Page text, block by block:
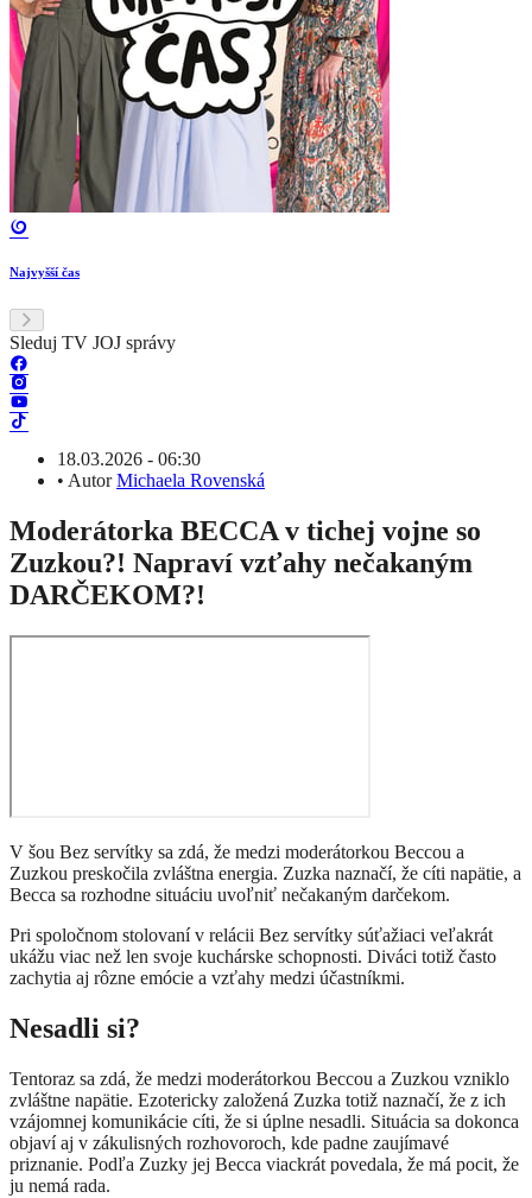
Najvyšší čas
Sleduj TV JOJ správy
18.03.2026 - 06:30
• AutorMichaela Rovenská
Moderátorka BECCA v tichej vojne so
Zuzkou?! Napraví vzťahy nečakaným
DARČEKOM?!
V šou Bez servítky sa zdá, že medzi moderátorkou Beccou a
Zuzkou preskočila zvláštna energia. Zuzka naznačí, že cíti napätie, a
Becca sa rozhodne situáciu uvoľniť nečakaným darčekom.
Pri spoločnom stolovaní v relácii Bez servítky súťažiaci veľakrát
ukážu viac než len svoje kuchárske schopnosti. Diváci totiž často
zachytia aj rôzne emócie a vzťahy medzi účastníkmi.
Nesadli si?
Tentoraz sa zdá, že medzi moderátorkou Beccou a Zuzkou vzniklo
zvláštne napätie. Ezotericky založená Zuzka totiž naznačí, že z ich
vzájomnej komunikácie cíti, že si úplne nesadli. Situácia sa dokonca
objaví aj v zákulisných rozhovoroch, kde padne zaujímavé
priznanie. Podľa Zuzky jej Becca viackrát povedala, že má pocit, že
ju nemá rada.